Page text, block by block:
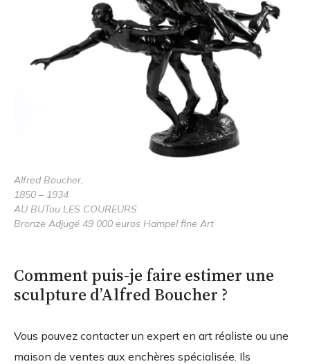
Alfred Boucher,
1850 – 1934
AU BUTou LES COUREURS
Bronze Adjugé 49 000 euros Hampel fine Art
Comment puis-je faire estimer une
sculpture d’Alfred Boucher ?
Vous pouvez contacter un expert en art réaliste ou une
maison de ventes aux enchères spécialisée. Ils